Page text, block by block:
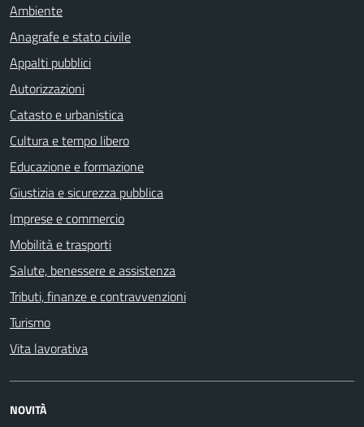
Ambiente
Anagrafe e stato civile
Appalti pubblici
Autorizzazioni
Catasto e urbanistica
Cultura e tempo libero
Educazione e formazione
Giustizia e sicurezza pubblica
Imprese e commercio
Mobilità e trasporti
Salute, benessere e assistenza
Tributi, finanze e contravvenzioni
Turismo
Vita lavorativa
NOVITÀ